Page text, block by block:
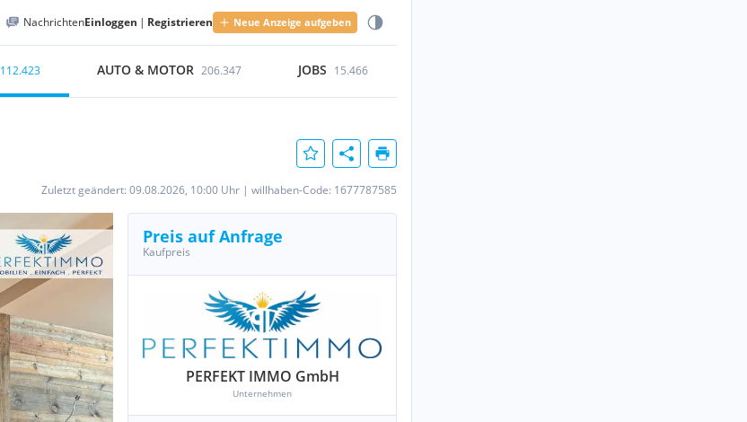
NachrichtenEinloggen | Registrieren Neue Anzeige aufgeben
112.423 AUTO & MOTOR 206.347 JOBS 15.466
Zuletzt geändert: 09.08.2026, 10:00 Uhr | willhaben-Code: 1677787585
Preis auf Anfrage
Kaufpreis
PERFEKT IMMO GmbH
Unternehmen